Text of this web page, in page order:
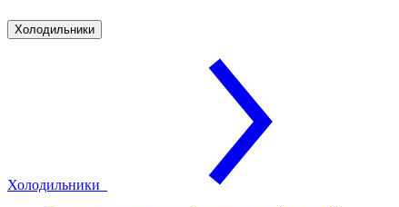
Холодильники
Холодильники